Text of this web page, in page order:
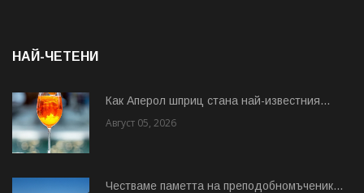
НАЙ-ЧЕТЕНИ
Как Аперол шприц стана най-известния...
Август 05, 2026
Честваме паметта на преподобномъченик...